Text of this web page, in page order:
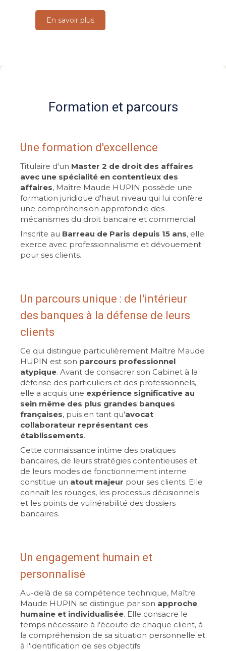
En savoir plus
Formation et parcours
Une formation d'excellence
Titulaire d'un Master 2 de droit des affaires
avec une spécialité en contentieux des
affaires, Maître Maude HUPIN possède une
formation juridique d'haut niveau qui lui confère
une compréhension approfondie des
mécanismes du droit bancaire et commercial.
Inscrite au Barreau de Paris depuis 15 ans, elle
exerce avec professionnalisme et dévouement
pour ses clients.
Un parcours unique : de l'intérieur
des banques à la défense de leurs
clients
Ce qui distingue particulièrement Maître Maude
HUPIN est son parcours professionnel
atypique. Avant de consacrer son Cabinet à la
défense des particuliers et des professionnels,
elle a acquis une expérience significative au
sein même des plus grandes banques
françaises, puis en tant qu'avocat
collaborateur représentant ces
établissements.
Cette connaissance intime des pratiques
bancaires, de leurs stratégies contentieuses et
de leurs modes de fonctionnement interne
constitue un atout majeur pour ses clients. Elle
connaît les rouages, les processus décisionnels
et les points de vulnérabilité des dossiers
bancaires.
Un engagement humain et
personnalisé
Au-delà de sa compétence technique, Maître
Maude HUPIN se distingue par son approche
humaine et individualisée. Elle consacre le
temps nécessaire à l'écoute de chaque client, à
la compréhension de sa situation personnelle et
à l'identification de ses objectifs.